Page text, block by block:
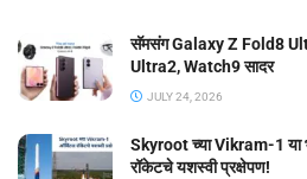
सॅमसंग Galaxy Z Fold8
Ultra2, Watch9 सादर
JULY 24, 2026
Skyroot च्या Vikram-1 या
रॉकेटचे यशस्वी प्रक्षेपण!